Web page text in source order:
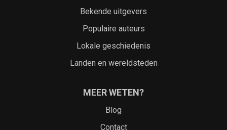
Bekende uitgevers
Populaire auteurs
Lokale geschiedenis
Landen en wereldsteden
MEER WETEN?
Blog
Contact